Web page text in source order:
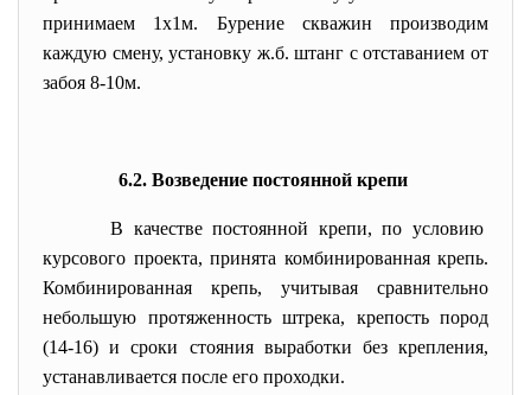
принимаем 1х1м. Бурение скважин производим
каждую смену, установку ж.б. штанг с отставанием от
забоя 8-10м.
6.2. Возведение постоянной крепи
В качестве постоянной крепи, по условию
курсового проекта, принята комбинированная крепь.
Комбинированная крепь, учитывая сравнительно
небольшую протяженность штрека, крепость пород
(14-16) и сроки стояния выработки без крепления,
устанавливается после его проходки.